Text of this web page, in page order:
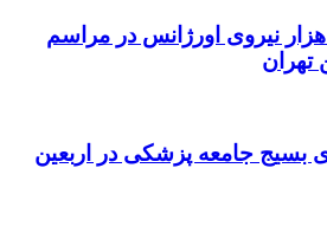
نیروی اورژانس در مراسم
تهران
بسیج جامعه پزشکی در اربعین